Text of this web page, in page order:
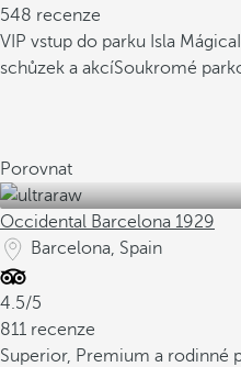
548 recenze
VIP vstup do parku Isla Mágica
schůzek a akcíSoukromé
Porovnat
Occidental Barcelona 1929
Barcelona, Spain
4.5/5
811 recenze
Superior, Premium a rodinné